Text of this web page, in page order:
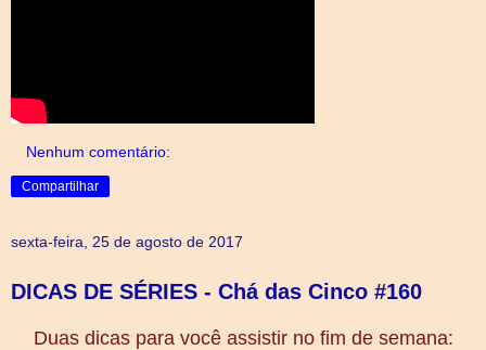
Nenhum comentário:
Compartilhar
sexta-feira, 25 de agosto de 2017
DICAS DE SÉRIES - Chá das Cinco #160
Duas dicas para você assistir no fim de semana: